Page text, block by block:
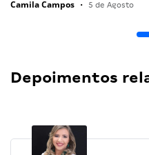
Camila Campos • 5 de Agosto
Depoimentos